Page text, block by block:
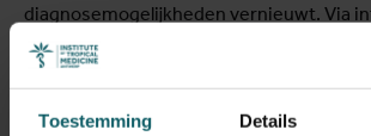
Toestemming Details
diagnosemogelijkheden vernieuwt. Via
tablets en videobeelden tonen onze
trypanosomen (de parasieten die